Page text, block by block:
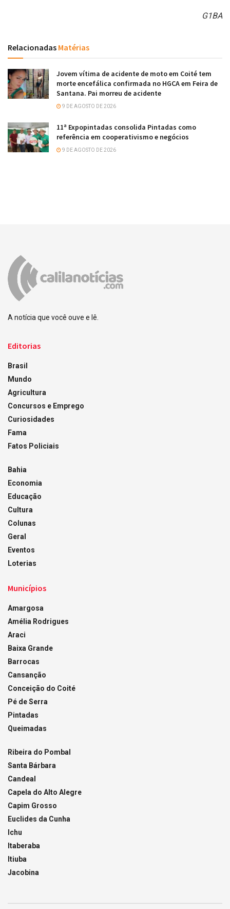
G1BA
Relacionadas Matérias
Jovem vítima de acidente de moto em Coité tem
morte encefálica confirmada no HGCA em Feira de
Santana. Pai morreu de acidente
9 DE AGOSTO DE 2026
11ª Expopintadas consolida Pintadas como
referência em cooperativismo e negócios
9 DE AGOSTO DE 2026
A notícia que você ouve e lê.
Editorias
Brasil
Mundo
Agricultura
Concursos e Emprego
Curiosidades
Fama
Fatos Policiais
Bahia
Economia
Educação
Cultura
Colunas
Geral
Eventos
Loterias
Municípios
Amargosa
Amélia Rodrigues
Araci
Baixa Grande
Barrocas
Cansanção
Conceição do Coité
Pé de Serra
Pintadas
Queimadas
Ribeira do Pombal
Santa Bárbara
Candeal
Capela do Alto Alegre
Capim Grosso
Euclides da Cunha
Ichu
Itaberaba
Itiuba
Jacobina